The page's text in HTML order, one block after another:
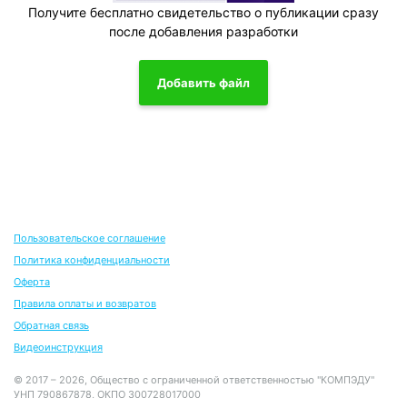
Получите бесплатно свидетельство о публикации сразу
после добавления разработки
Добавить файл
Пользовательское соглашение
Политика конфиденциальности
Оферта
Правила оплаты и возвратов
Обратная связь
Видеоинструкция
© 2017 – 2026, Общество с ограниченной ответственностью "КОМПЭДУ"
УНП 790867878, ОКПО 300728017000